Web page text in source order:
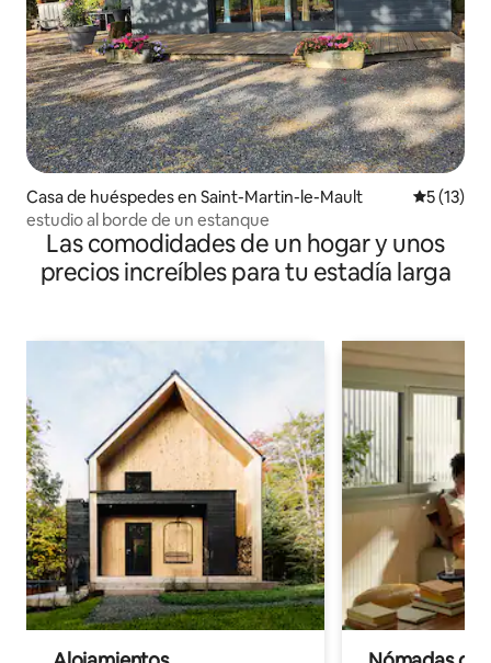
Casa de huéspedes en Saint-Martin-le-Mault
5 (13)
estudio al borde de un estanque
Las comodidades de un hogar y unos
precios increíbles para tu estadía larga